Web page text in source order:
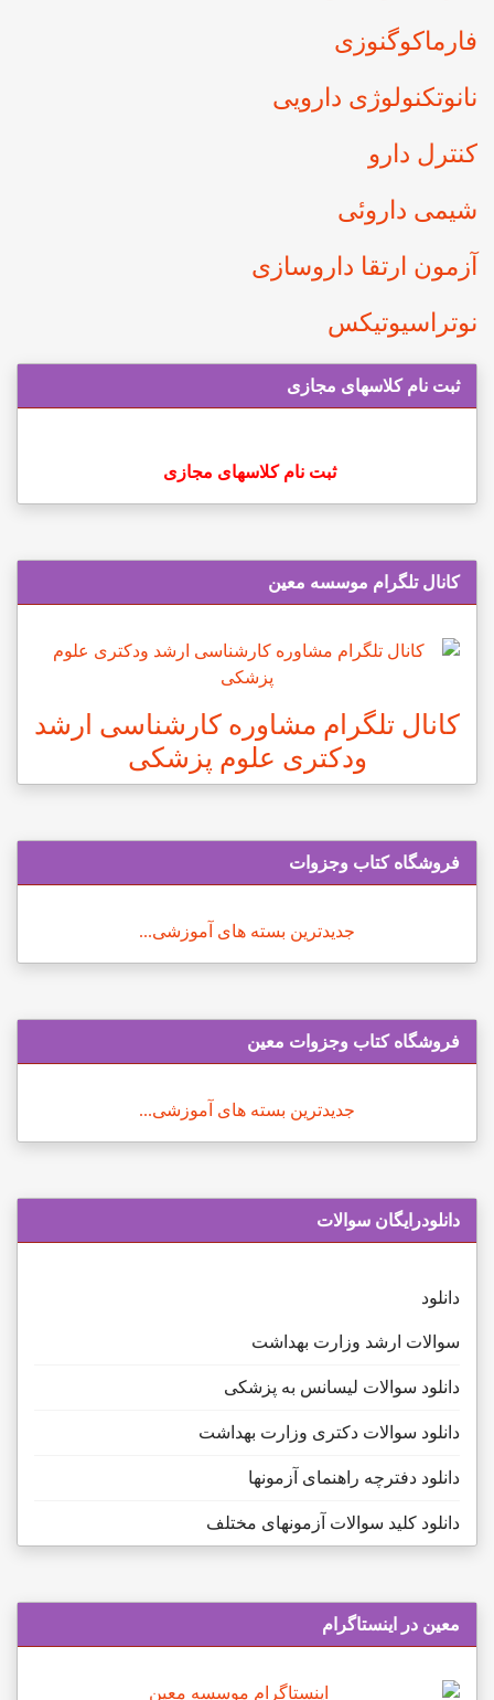
فارماكوگنوزی
نانوتکنولوژی دارویی
كنترل دارو
شيمی داروئی
آزمون ارتقا داروسازی
نوتراسیوتیکس
ثبت نام کلاسهای مجازی
ثبت نام کلاسهای مجازی
کانال تلگرام موسسه معین
کانال تلگرام مشاوره کارشناسی ارشد
ودکتری علوم پزشکی
فروشگاه کتاب وجزوات
جدیدترین بسته های آموزشی...
فروشگاه کتاب وجزوات معین
جدیدترین بسته های آموزشی...
دانلودرایگان سوالات
دانلود
سوالات ارشد وزارت بهداشت
دانلود سوالات لیسانس به پزشکی
دانلود سوالات دکتری وزارت بهداشت
دانلود دفترچه راهنمای آزمونها
دانلود کلید سوالات آزمونهای مختلف
معین در اینستاگرام